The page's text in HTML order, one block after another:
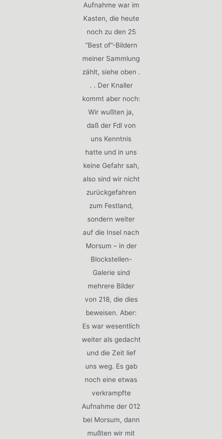
Aufnahme war im
Kasten, die heute
noch zu den 25
“Best of”-Bildern
meiner Sammlung
zählt, siehe oben .
. . Der Knaller
kommt aber noch:
Wir wußten ja,
daß der Fdl von
uns Kenntnis
hatte und in uns
keine Gefahr sah,
also sind wir nicht
zurückgefahren
zum Festland,
sondern weiter
auf die Insel nach
Morsum – in der
Blockstellen-
Galerie sind
mehrere Bilder
von 218, die dies
beweisen. Aber:
Es war wesentlich
weiter als gedacht
und die Zeit lief
uns weg. Es gab
noch eine etwas
verkrampfte
Aufnahme der 012
bei Morsum, dann
mußten wir mit